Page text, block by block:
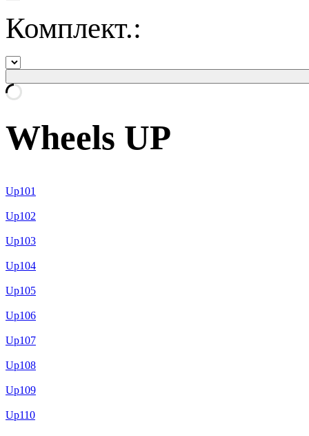
Комплект.:
Wheels UP
Up101
Up102
Up103
Up104
Up105
Up106
Up107
Up108
Up109
Up110